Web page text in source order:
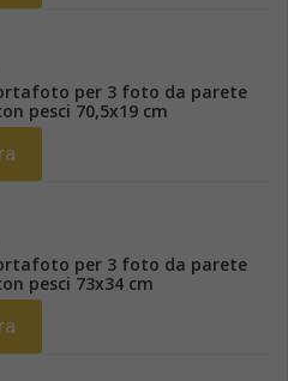
per 3 foto da parete
pesci 70,5x19 cm
per 3 foto da parete
pesci 73x34 cm